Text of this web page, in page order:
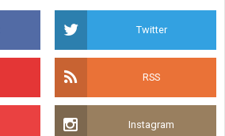
Twitter
RSS
Instagram